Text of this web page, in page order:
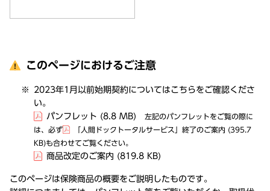
このページにおけるご注意
2023年1月以前始期契約についてはこちらをご確認くださ
い。
パンフレット (8.8 MB)
左記のパンフレットをご覧の際に
は、必ず
「人間ドックトータルサービス」終了のご案内 (395.7
KB)も合わせてご覧ください。
商品改定のご案内 (819.8 KB)
このページは保険商品の概要をご説明したものです。